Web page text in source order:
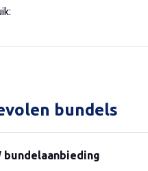
bundels
bundelaanbieding